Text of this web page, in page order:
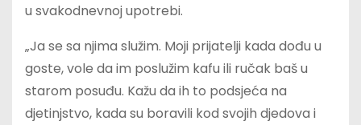
u svakodnevnoj upotrebi.
„Ja se sa njima služim. Moji prijatelji kada dođu u
goste, vole da im poslužim kafu ili ručak baš u
starom posuđu. Kažu da ih to podsjeća na
djetinjstvo, kada su boravili kod svojih djedova i